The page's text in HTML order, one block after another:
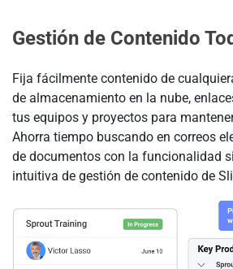
Gestión de Contenido
Fija fácilmente contenido de
de almacenamiento en la nube,
tus equipos y proyectos para
Ahorra tiempo buscando en correos
de documentos con la funcionalidad
intuitiva de gestión de contenido de